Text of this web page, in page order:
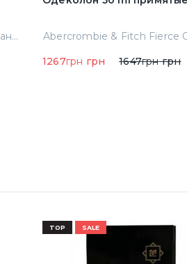
A.banderas The Icon Парфюмированная вода 100 ml Тестер
1267грн грн 1647грнгрн
TOP SALE